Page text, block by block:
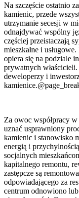
Na szczęście ostatnio
kamienic, przede
utrzymanie secesji w
odnajdywać wspólny
częściej przeistaczają
mieszkalne i
opiera się na podziale
prywatnych właścicieli.
deweloperzy i
Za owoc współpracy
uznać usprawniony
kamienic i stanowisko
energią i
socjalnych
kapitalnego remontu,
zastępcze są
odpowiadającego za
centrum odnowiono